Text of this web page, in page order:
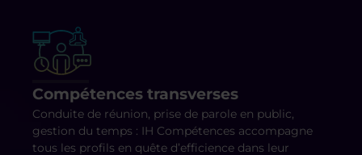
Compétences transverses
Conduite de réunion, prise de parole en public,
gestion du temps : IH Compétences accompagne
tous les profils en quête d’efficience dans leur